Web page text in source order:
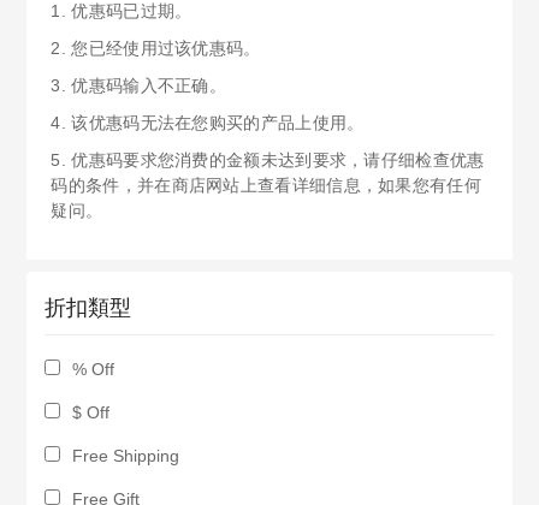
1. 优惠码已过期。
2. 您已经使用过该优惠码。
3. 优惠码输入不正确。
4. 该优惠码无法在您购买的产品上使用。
5. 优惠码要求您消费的金额未达到要求，请仔细检查优惠
码的条件，并在商店网站上查看详细信息，如果您有任何
疑问。
折扣類型
% Off
$ Off
Free Shipping
Free Gift